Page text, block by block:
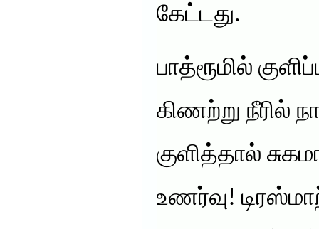
கேட்டது.
பாத்ரூமில்
கிணற்று நீரில்
குளித்தால்
உணர்வு!